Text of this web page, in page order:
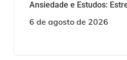
Ansiedade e Estudos:
6 de agosto de 2026